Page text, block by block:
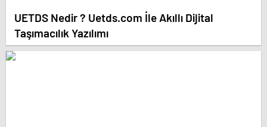
UETDS Nedir ? Uetds.com İle Akıllı Dijital
Taşımacılık Yazılımı